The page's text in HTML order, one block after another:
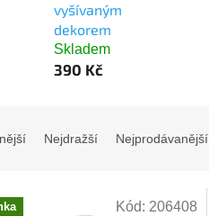
vyšívaným
dekorem
Skladem
390 Kč
Nejdražší Nejprodávanější
Kód: 206408